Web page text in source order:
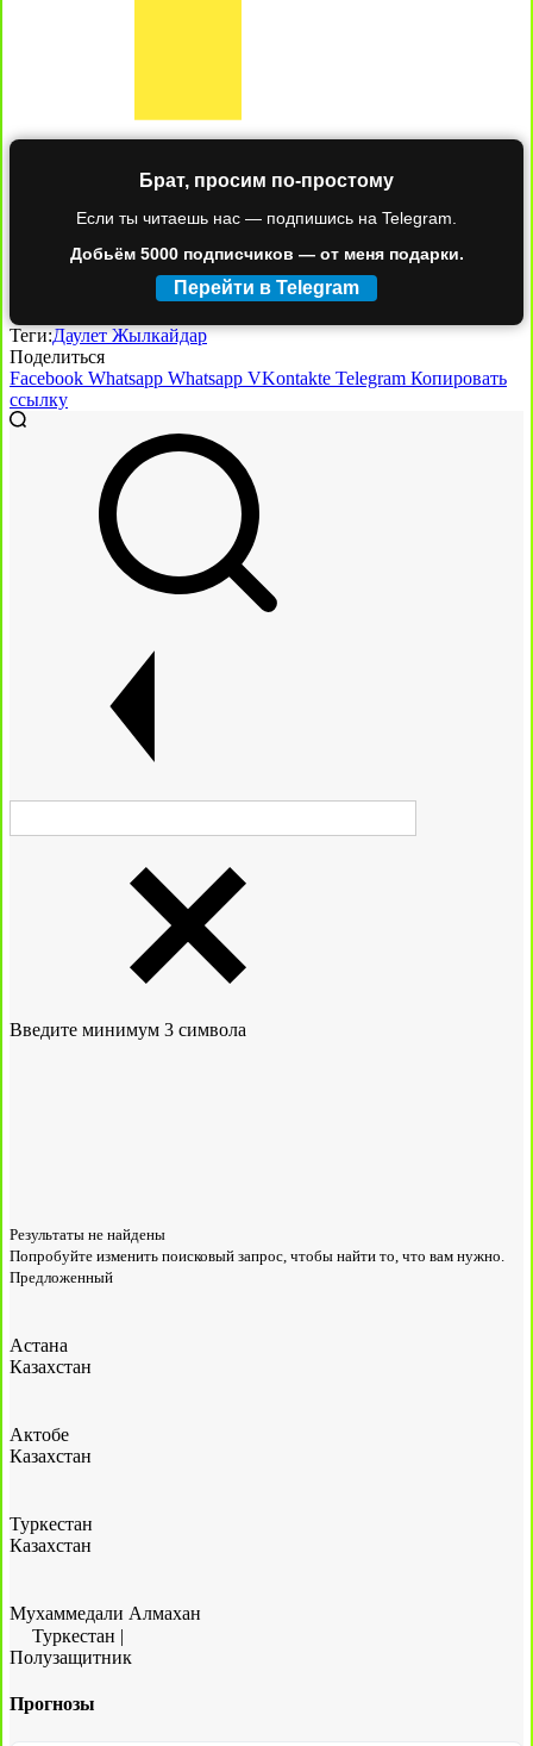
Брат, просим по-простому
Если ты читаешь нас — подпишись на Telegram.
Добьём 5000 подписчиков — от меня подарки.
Перейти в Telegram
Теги:Даулет Жылкайдар
Поделиться
Facebook Whatsapp Whatsapp VKontakte Telegram Копировать
ссылку
Введите минимум 3 символа
Результаты не найдены
Попробуйте изменить поисковый запрос, чтобы найти то, что вам нужно.
Предложенный
Астана
Казахстан
Актобе
Казахстан
Туркестан
Казахстан
Мухаммедали Алмахан
Туркестан |
Полузащитник
Прогнозы